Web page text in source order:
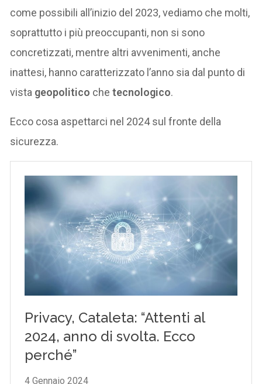
come possibili all’inizio del 2023, vediamo che molti,
soprattutto i più preoccupanti, non si sono
concretizzati, mentre altri avvenimenti, anche
inattesi, hanno caratterizzato l’anno sia dal punto di
vista geopolitico chetecnologico.
Ecco cosa aspettarci nel 2024 sul fronte della
sicurezza.